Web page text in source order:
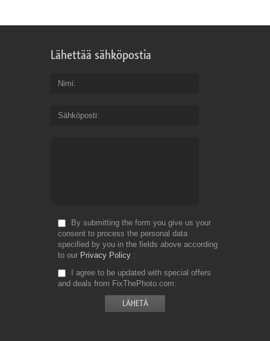
Lähettää sähköpostia
Nimi
Sähköposti
By submitting the form you give us your
consent to process the personal data
specified by you in the fields above according
to our Privacy Policy
I agree to be updated with special offers
and deals from FixThePhoto.com